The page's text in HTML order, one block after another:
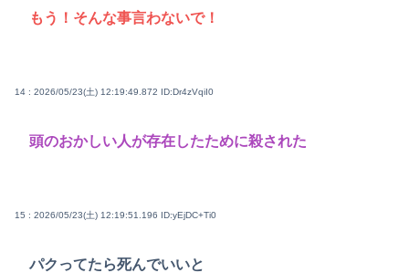
もう！そんな事言わないで！
14 : 2026/05/23(土) 12:19:49.872 ID:Dr4zVqiI0
頭のおかしい人が存在したために殺された
15 : 2026/05/23(土) 12:19:51.196 ID:yEjDC+Ti0
パクってたら死んでいいと